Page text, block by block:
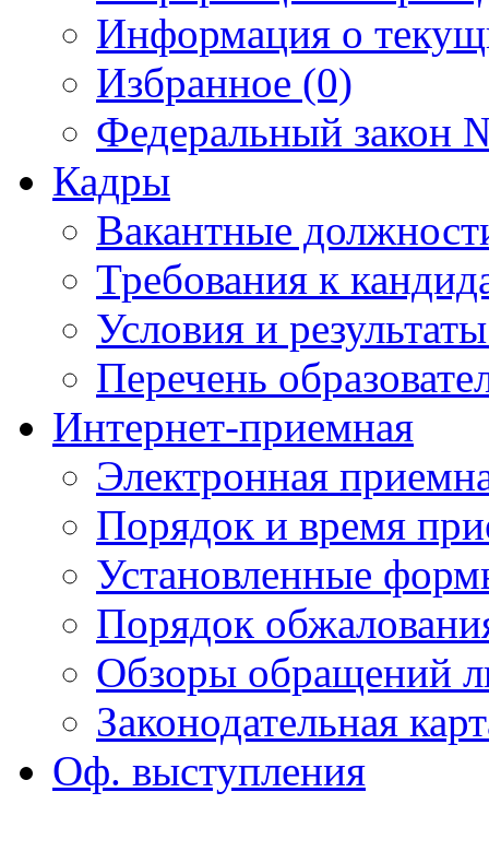
Информация о
Избранное (0)
Федеральный закон
Кадры
Вакантные
Требования к
Условия и
Перечень
Интернет-приемная
Электронная
Порядок и время
Установленные
Порядок
Обзоры обращений
Законодательная
Оф. выступления